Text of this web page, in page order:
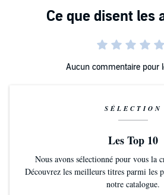
Aucun commentaire pour
SÉLECTION
Les Top 10
Nous avons sélectionné pour vous la
Découvrez les meilleurs titres parmi les
notre catalogue.